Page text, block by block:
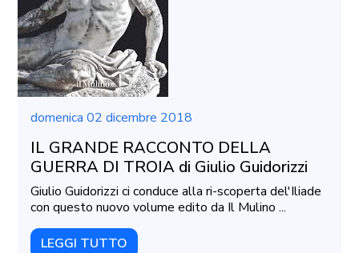
domenica 02 dicembre 2018
IL GRANDE RACCONTO DELLA
GUERRA DI TROIA di Giulio Guidorizzi
Giulio Guidorizzi ci conduce alla ri-scoperta del'Iliade
con questo nuovo volume edito da Il Mulino ...
LEGGI TUTTO